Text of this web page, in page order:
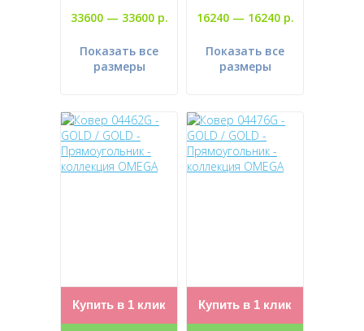
33600 — 33600 р.
Показать все
размеры
16240 — 16240 р.
Показать все
размеры
Купить в 1 клик Купить в 1 клик